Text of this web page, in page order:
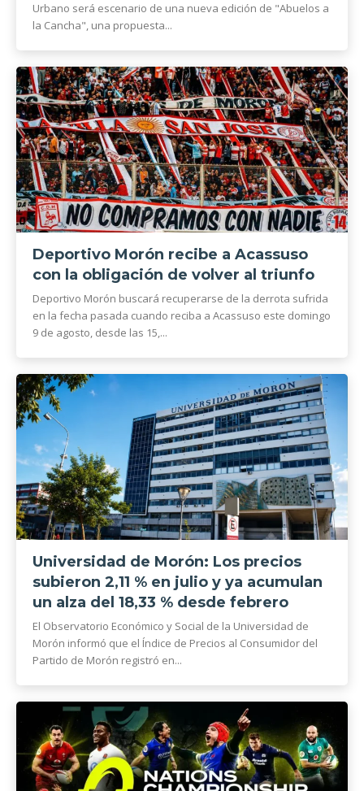
Urbano será escenario de una nueva edición de "Abuelos a
la Cancha", una propuesta...
Deportivo Morón recibe a Acassuso
con la obligación de volver al triunfo
Deportivo Morón buscará recuperarse de la derrota sufrida
en la fecha pasada cuando reciba a Acassuso este domingo
9 de agosto, desde las 15,...
Universidad de Morón: Los precios
subieron 2,11 % en julio y ya acumulan
un alza del 18,33 % desde febrero
El Observatorio Económico y Social de la Universidad de
Morón informó que el Índice de Precios al Consumidor del
Partido de Morón registró en...